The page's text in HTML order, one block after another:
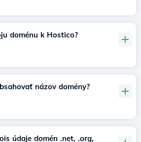
doménu k Hostico?
názov domény?
údaje domén .net, .org,